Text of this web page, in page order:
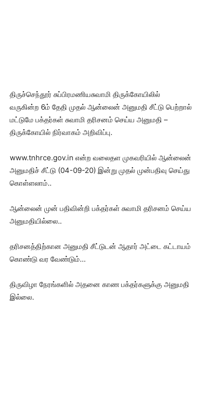
திருச்செந்தூர் சுப்பிரமணியசுவாமி திருக்கோயிலில்
வருகின்ற 6ம் தேதி முதல் ஆன்லைன் அனுமதி சீட்டு பெற்றால்
மட்டுமே பக்தர்கள் சுவாமி தரிசனம் செய்ய அனுமதி –
திருக்கோயில் நிர்வாகம் அறிவிப்பு.
www.tnhrce.gov.in என்ற வலைதள முகவரியில் ஆன்லைன்
அனுமதிச் சீட்டு (04-09-20) இன்று முதல் முன்பதிவு செய்து
கொள்ளலாம்..
ஆன்லைன் முன் பதிவின்றி பக்தர்கள் சுவாமி தரிசனம் செய்ய
அனுமதியில்லை..
தரிசனத்திற்கான அனுமதி சீட்டுடன் ஆதார் அட்டை கட்டாயம்
கொண்டு வர வேண்டும்…
திருவிழா நேரங்களில் அதனை காண பக்தர்களுக்கு அனுமதி
இல்லை.